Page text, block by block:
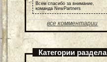
Всем спасибо за внимание,
команда NewPartners
все комментарии
Категории раздела